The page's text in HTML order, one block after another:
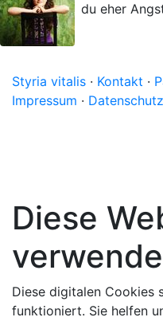
du eher
Styria vitalis · Kontakt ·
Impressum · Datenschutz
Diese
Diese digitalen Cookies
funktioniert. Sie helfen